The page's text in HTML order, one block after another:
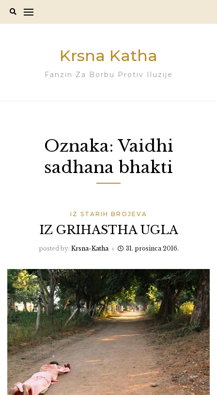
Krsna Katha
Fanzin Za Borbu Protiv Iluzije
Oznaka: Vaidhi
sadhana bhakti
IZ STARIH BROJEVA
IZ GRIHASTHA UGLA
posted by: Krsna-Katha 31. prosinca 2016.